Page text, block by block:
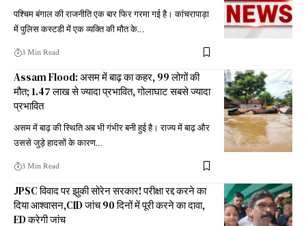
पश्चिम बंगाल की राजनीति एक बार फिर गरमा गई है। कांचरापाड़ा
में पुलिस कस्टडी में एक व्यक्ति की मौत के…
3 Min Read
Assam Flood: असम में बाढ़ का कहर, 99 लोगों की
मौत; 1.47 लाख से ज्यादा प्रभावित, गोलाघाट सबसे ज्यादा
प्रभावित
असम में बाढ़ की स्थिति अब भी गंभीर बनी हुई है। राज्य में बाढ़ और
उससे जुड़े हादसों के कारण…
3 Min Read
JPSC विवाद पर झुकी सोरेन सरकार! परीक्षा रद्द करने का
दिया आश्वासन,CID जांच 90 दिनों में पूरी करने का दावा,
ED करेगी जांच